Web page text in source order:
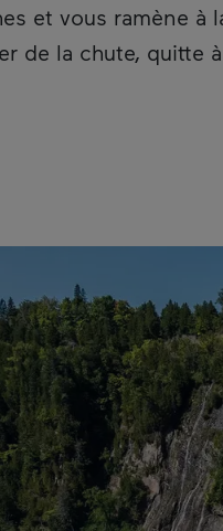
et vous ramène à
de la chute, quitte